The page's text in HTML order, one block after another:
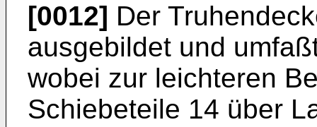
[0012] Der
ausgebildet und
wobei zur leichteren
Schiebeteile 14 über